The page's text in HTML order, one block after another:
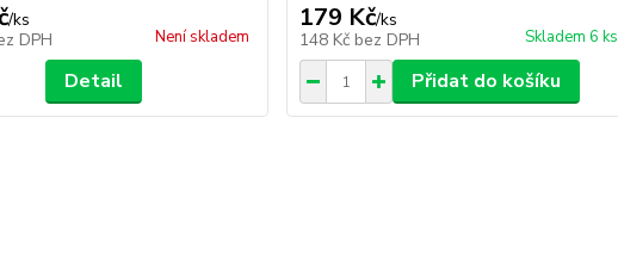
/ks
DPH Není skladem
Detail
179 Kč/ks
148 Kč bez DPH Skladem 6 ks
Přidat do košíku